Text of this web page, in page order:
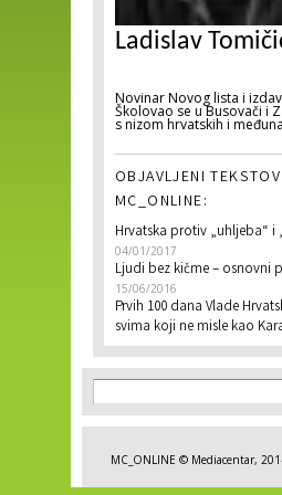
Ladislav
Novinar Novog lista i
Školovao se u Busovači i
s nizom hrvatskih i
OBJAVLJENI
MC_ONLINE:
Hrvatska protiv „uhljeba“ i
04/01/2017
Ljudi bez kičme – osnovni
15/06/2016
Prvih 100 dana Vlade
svima koji ne misle kao
Search form
Search
MC_ONLINE © Mediacentar,